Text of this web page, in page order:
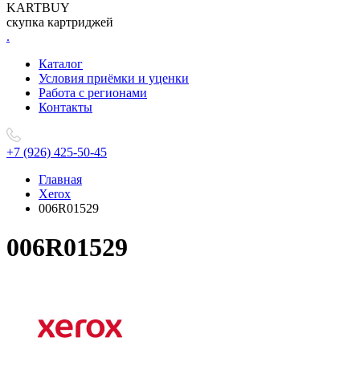
KARTBUY
скупка картриджей
.
Каталог
Условия приёмки и уценки
Работа с регионами
Контакты
+7 (926) 425-50-45
Главная
Xerox
006R01529
006R01529